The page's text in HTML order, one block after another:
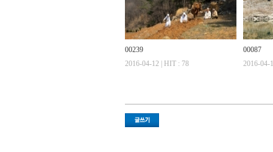
00239
2016-04-12 | HIT : 78
00087
2016-04-